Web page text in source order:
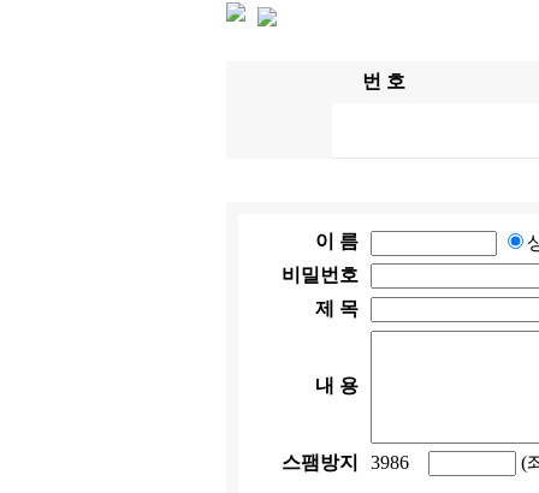
번 호
이 름
비밀번호
제 목
내 용
스팸방지 3986 (